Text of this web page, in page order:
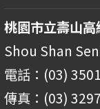
桃園市立壽山
Shou Shan
電話：(03)
傳真：(03)